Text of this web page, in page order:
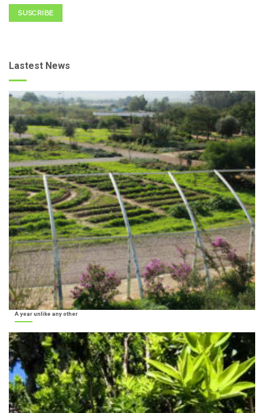
SUSCRIBE
Lastest News
A year unlike any other